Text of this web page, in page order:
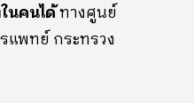
นคนได้ทางศูนย์
แพทย์ กระทรวง